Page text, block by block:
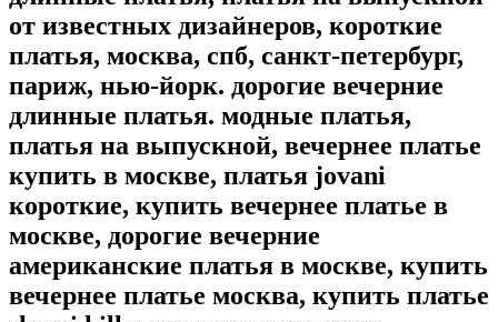
от известных дизайнеров, короткие
платья, москва, спб, санкт-петербург,
париж, нью-йорк. дорогие вечерние
длинные платья. модные платья,
платья на выпускной, вечернее платье
купить в москве, платья jovani
короткие, купить вечернее платье в
москве, дорогие вечерние
американские платья в москве, купить
вечернее платье москва, купить платье